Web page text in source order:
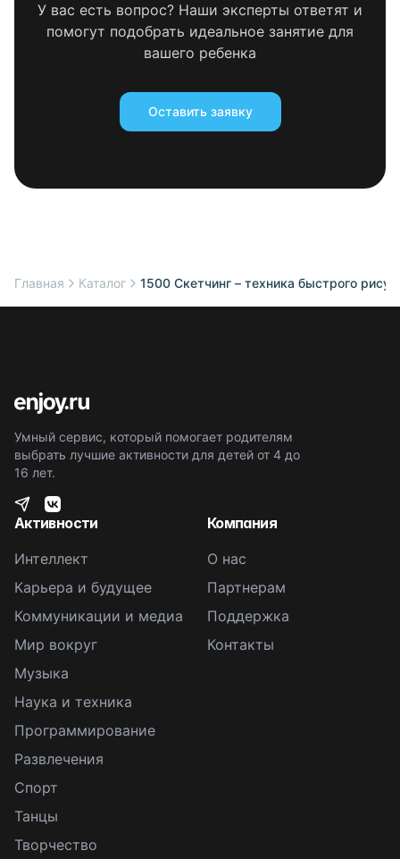
У вас есть вопрос? Наши эксперты ответят и
помогут подобрать идеальное занятие для
вашего ребенка
Оставить заявку
Главная Каталог 1500 Скетчинг – техника быстрого
Умный сервис, который помогает родителям
выбрать лучшие активности для детей от 4 до
16 лет.
Активности
Интеллект
Карьера и будущее
Коммуникации и медиа
Мир вокруг
Музыка
Наука и техника
Программирование
Развлечения
Спорт
Танцы
Творчество
Компания
О нас
Партнерам
Поддержка
Контакты